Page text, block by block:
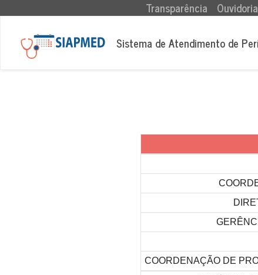
Transparência (current)
Ouvidoria
Sistema de Atendimento de
COORDENAÇÃO DE